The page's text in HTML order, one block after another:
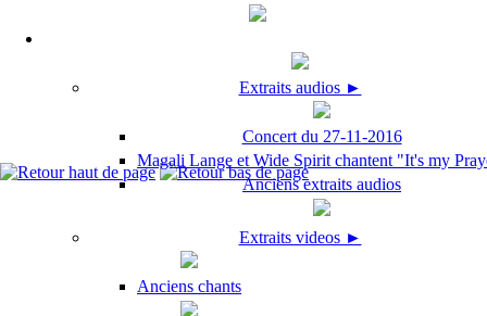
Extraits audios ►
Concert du 27-11-2016
Magali Lange et Wide Spirit chantent "It's my
Anciens extraits audios
Extraits videos ►
Anciens chants